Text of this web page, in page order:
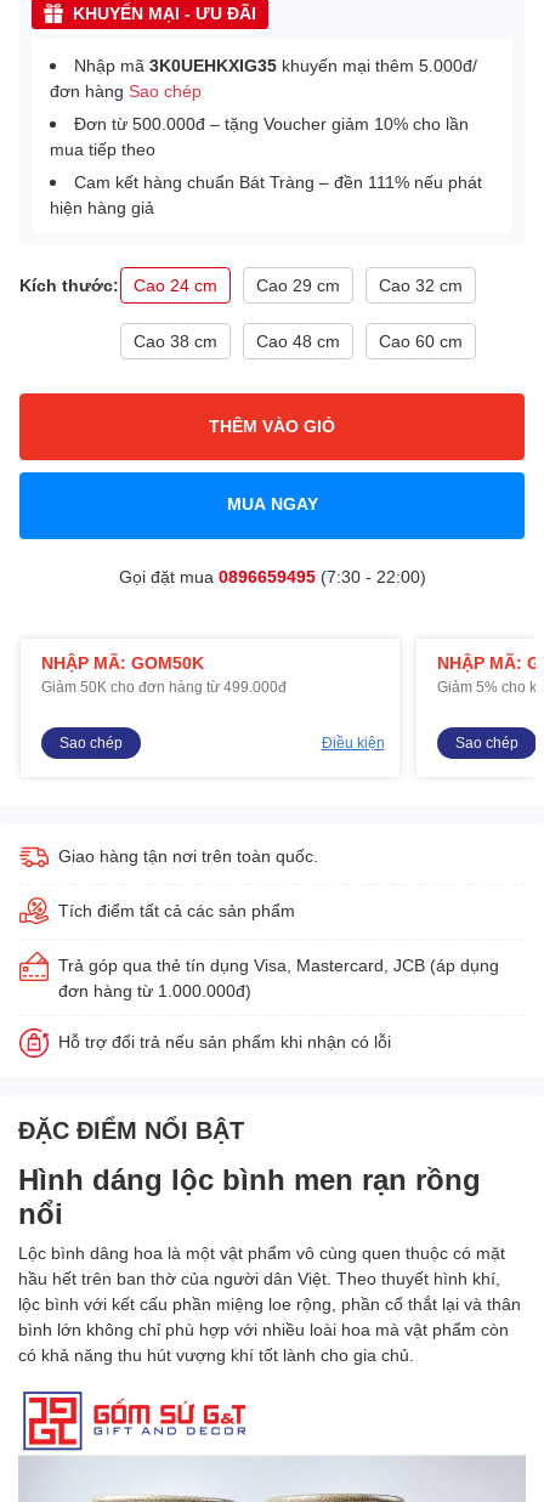
KHUYẾN MẠI - ƯU ĐÃI
Nhập mã 3K0UEHKXIG35 khuyến mại thêm 5.000đ/
đơn hàng Sao chép
Đơn từ 500.000đ – tặng Voucher giảm 10% cho lần
mua tiếp theo
Cam kết hàng chuẩn Bát Tràng – đền 111% nếu phát
hiện hàng giả
Kích thước: Cao 24 cm Cao 29 cm Cao 32 cm
Cao 38 cm Cao 48 cm Cao 60 cm
THÊM VÀO GIỎ
MUA NGAY
Gọi đặt mua 0896659495(7:30 - 22:00)
NHẬP MÃ: GOM50K
Giảm 50K cho đơn hàng từ 499.000đ
Sao chép Điều kiện
NHẬP MÃ:
Giảm 5% cho
Sao chép
Giao hàng tận nơi trên toàn quốc.
Tích điểm tất cả các sản phẩm
Trả góp qua thẻ tín dụng Visa, Mastercard, JCB (áp dụng
đơn hàng từ 1.000.000đ)
Hỗ trợ đổi trả nếu sản phẩm khi nhận có lỗi
ĐẶC ĐIỂM NỔI BẬT
Hình dáng lộc bình men rạn rồng
nổi
Lộc bình dâng hoa là một vật phẩm vô cùng quen thuộc có mặt
hầu hết trên ban thờ của người dân Việt. Theo thuyết hình khí,
lộc bình với kết cấu phần miệng loe rộng, phần cổ thắt lại và thân
bình lớn không chỉ phù hợp với nhiều loài hoa mà vật phẩm còn
có khả năng thu hút vượng khí tốt lành cho gia chủ.